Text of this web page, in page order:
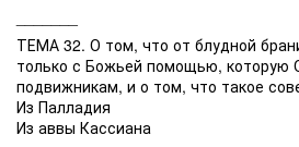
ТЕМА 32. О том, что от блудной
только с Божьей помощью, которую
подвижникам, и о том, что такое
Из Палладия
Из аввы Кассиана